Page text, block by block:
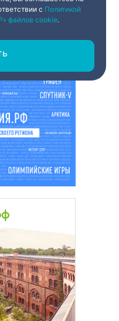
с Политикой
файлов cookie.